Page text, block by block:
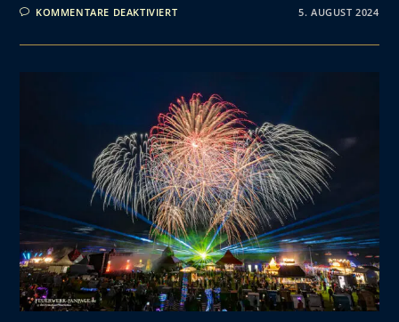
KOMMENTARE DEAKTIVIERT 5. AUGUST 2024